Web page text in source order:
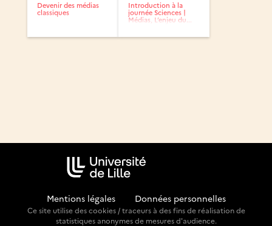
Devenir des médias
classiques
Introduction à la
journée Sciences |
Médias, L’enjeu du...
Mentions légales Données personnelles
Ce site utilise des cookies / traceurs à des fins de réalisation de
statistiques anonymes de mesures d'audience.